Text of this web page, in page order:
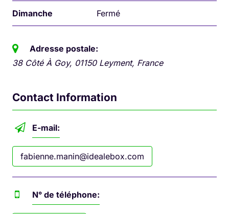
Dimanche Fermé
Adresse postale:
38 Côté À Goy, 01150 Leyment, France
Contact Information
E-mail:
fabienne.manin@idealebox.com
N° de téléphone: